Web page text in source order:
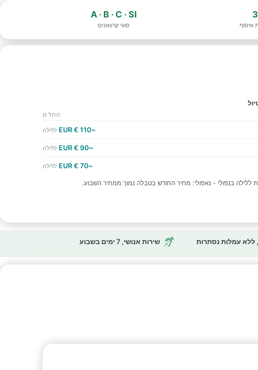
3
איסוף
A · B · C · SI
סוגי קרוואנים
החל מ
~110 € EUR ללילה
~90 € EUR ללילה
~70 € EUR ללילה
ללילה בנפולי - נאפולי: מחיר החודש בטבלה נמוך ממחיר השבוע.
ללא עמלות נסתרות שירות אנושי, 7 ימים בשבוע